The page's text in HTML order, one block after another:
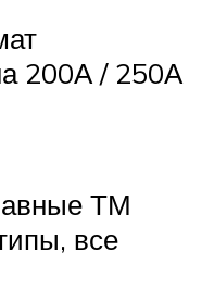
200А / 250А
ТМ
все